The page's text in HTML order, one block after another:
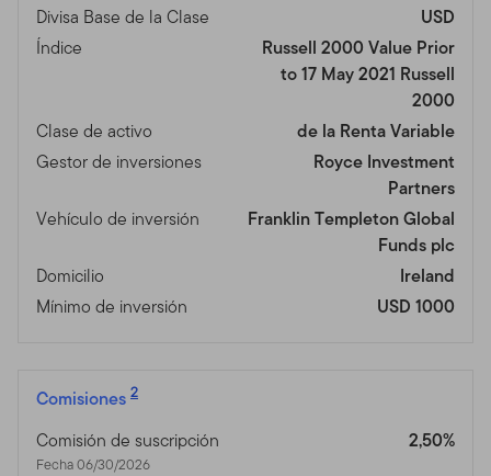
Divisa Base de la Clase
USD
Índice
Russell 2000 Value Prior
to 17 May 2021 Russell
2000
Clase de activo
de la Renta Variable
Gestor de inversiones
Royce Investment
Partners
Vehículo de inversión
Franklin Templeton Global
Funds plc
Domicilio
Ireland
Mínimo de inversión
USD 1000
Comisiones 2
Comisión de suscripción
Fecha 06/30/2026
2,50%